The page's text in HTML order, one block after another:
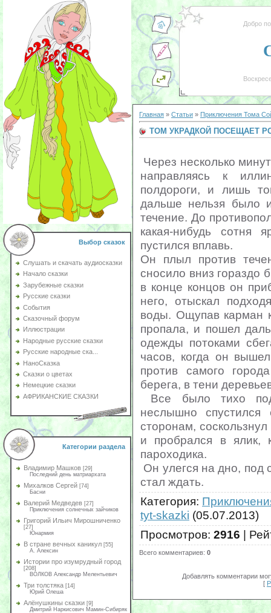
Выбор сказок
Слушать и скачать аудиосказки
Начало сказки
Зарубежные сказки
Русские сказки
События
Сказочный форум
Иллюстрации
Народные русские сказки
Русские народные ска...
НаноСказка
Сказки о цветах
Немецкие сказки
АФРИКАНСКИЕ СКАЗКИ
Категории раздела
Владимир Машков [29]
Последний день матриархата
Михалков Сергей [74]
Басни
Валерий Медведев [27]
Приключения солнечных зайчиков
Григорий Ильич Мирошниченко
[27]
Юнармия
В стране вечных каникул [55]
А. Алексин
Истории про изумрудный город
[208]
ВОЛКОВ Александр Мелентьевич
Три толстяка [14]
Юрий Олеша
Алёнушкины сказки [9]
Дмитрий Наркисович Мамин-Сибиряк
Добро
Главная » Статьи » Приключения Тома
ТОМ УКРАДКОЙ ПОСЕЩАЕТ
Через несколько
направляясь к
полдороги, и лишь
дальше нельзя было
течение. До
какая-нибудь сотня
пустился вплавь.
Он плыл против
сносило вниз гораздо
в конце концов он
него, отыскал
воды. Ощупав карман
пропала, и пошел
одежды потоками
часов, когда он
против самого
берега, в тени
Все было тихо
неслышно
сторонам,
и пробрался в ялик,
пароходика.
Он улегся на дно, под
стал ждать.
Категория:
tyt-skazki (05.07.2013)
Просмотров: 2916 |
Всего комментариев: 0
Добавлять комментарии
[